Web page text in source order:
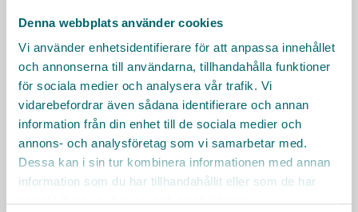
Denna webbplats använder cookies
Vi använder enhetsidentifierare för att anpassa innehållet
och annonserna till användarna, tillhandahålla funktioner
för sociala medier och analysera vår trafik. Vi
vidarebefordrar även sådana identifierare och annan
information från din enhet till de sociala medier och
annons- och analysföretag som vi samarbetar med.
Dessa kan i sin tur kombinera informationen med annan
information som du har tillhandahållit eller som de har
Läs mer